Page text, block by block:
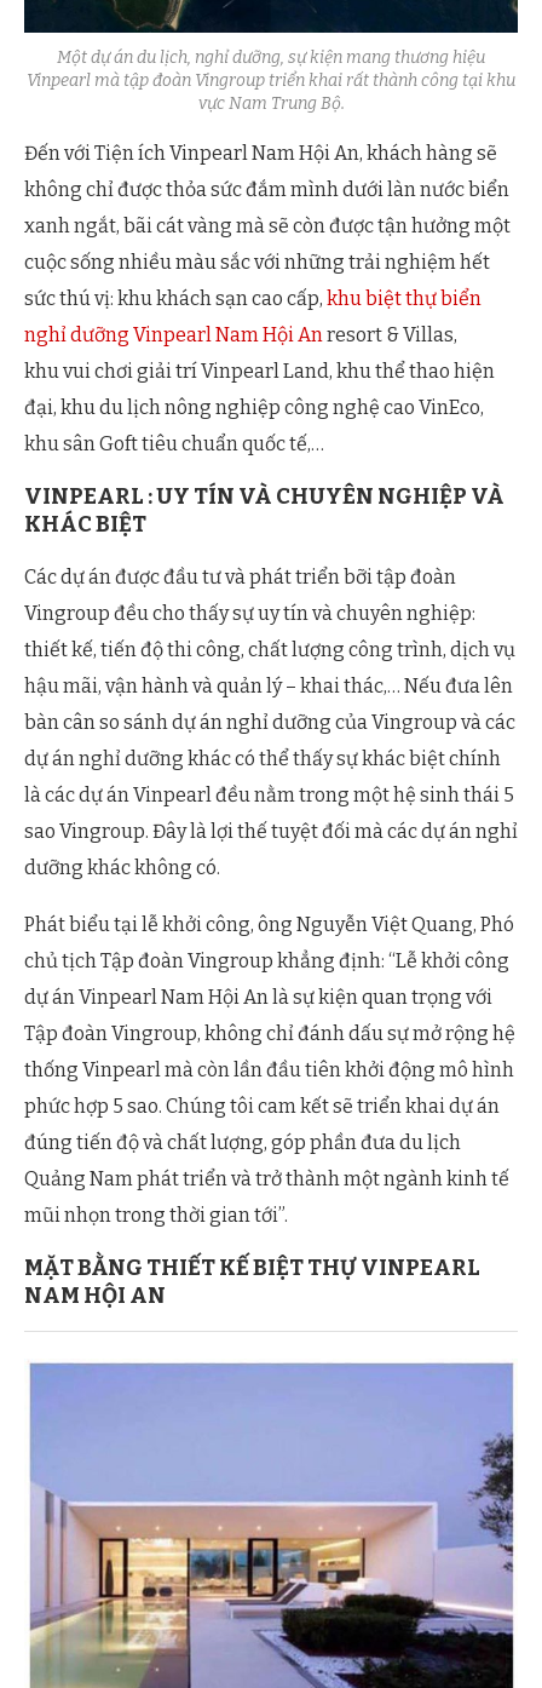
Một dự án du lịch, nghỉ dưỡng, sự kiện mang thương hiệu
Vinpearl mà tập đoàn Vingroup triển khai rất thành công tại khu
vực Nam Trung Bộ.
Đến với Tiện ích Vinpearl Nam Hội An, khách hàng sẽ
không chỉ được thỏa sức đắm mình dưới làn nước biển
xanh ngắt, bãi cát vàng mà sẽ còn được tận hưởng một
cuộc sống nhiều màu sắc với những trải nghiệm hết
sức thú vị: khu khách sạn cao cấp, khu biệt thự biển
nghỉ dưỡng Vinpearl Nam Hội An resort & Villas,
khu vui chơi giải trí Vinpearl Land, khu thể thao hiện
đại, khu du lịch nông nghiệp công nghệ cao VinEco,
khu sân Goft tiêu chuẩn quốc tế,…
VINPEARL : UY TÍN VÀ CHUYÊN NGHIỆP VÀ
KHÁC BIỆT
Các dự án được đầu tư và phát triển bỡi tập đoàn
Vingroup đều cho thấy sự uy tín và chuyên nghiệp:
thiết kế, tiến độ thi công, chất lượng công trình, dịch vụ
hậu mãi, vận hành và quản lý – khai thác,… Nếu đưa lên
bàn cân so sánh dự án nghỉ dưỡng của Vingroup và các
dự án nghỉ dưỡng khác có thể thấy sự khác biệt chính
là các dự án Vinpearl đều nằm trong một hệ sinh thái 5
sao Vingroup. Đây là lợi thế tuyệt đối mà các dự án nghỉ
dưỡng khác không có.
Phát biểu tại lễ khởi công, ông Nguyễn Việt Quang, Phó
chủ tịch Tập đoàn Vingroup khẳng định: “Lễ khởi công
dự án Vinpearl Nam Hội An là sự kiện quan trọng với
Tập đoàn Vingroup, không chỉ đánh dấu sự mở rộng hệ
thống Vinpearl mà còn lần đầu tiên khởi động mô hình
phức hợp 5 sao. Chúng tôi cam kết sẽ triển khai dự án
đúng tiến độ và chất lượng, góp phần đưa du lịch
Quảng Nam phát triển và trở thành một ngành kinh tế
mũi nhọn trong thời gian tới”.
MẶT BẰNG THIẾT KẾ BIỆT THỰ VINPEARL
NAM HỘI AN